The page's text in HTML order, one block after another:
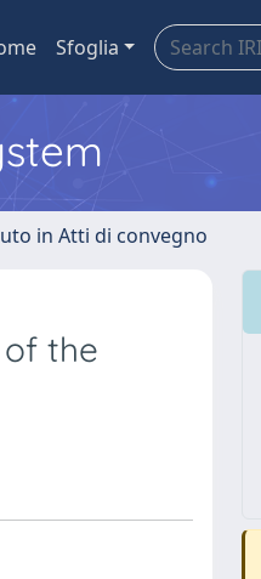
Sfoglia
in Atti di convegno
the